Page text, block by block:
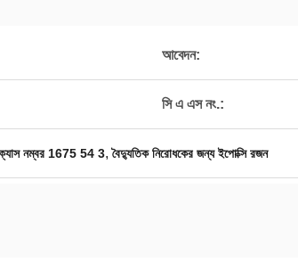
আবেদন:
সি এ এস নং.:
নম্বর 1675 54 3,বৈদ্যুতিক নিরোধকের জন্য ইপোক্সি রজন